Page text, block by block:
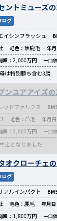
ントミューズ
ログ
イシンフラッシュ
毛色： 黒鹿毛 年月
額： 2,000万円 一口
は特別勝ち含む3勝
ンユアアイズ
レッドファルクス
毛色： 芦毛 年月日
額： 2,000万円 一口
止となりました
オクローチェ
ログ
アルインパクト
毛色： 鹿毛 年月日
額： 1,800万円 一口